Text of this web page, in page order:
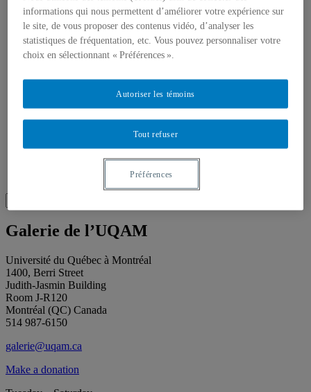
About Éditions les petits carnets
News
About
Accessibility
Press
Recherche placeholder
for:
Search
Galerie de l’UQAM
Université du Québec à Montréal
1400, Berri Street
Judith-Jasmin Building
Room J-R120
Montréal (QC) Canada
514 987-6150
galerie@uqam.ca
Make a donation
informations qui nous permettent d’améliorer votre expérience sur
le site, de vous proposer des contenus vidéo, d’analyser les
statistiques de fréquentation, etc. Vous pouvez personnaliser votre
choix en sélectionnant « Préférences ».
Tout refuser
Autoriser les témoins
Préférences